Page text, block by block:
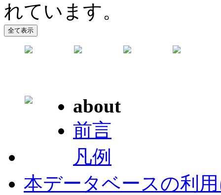
れています。
about
前言
凡例
本データベースの利